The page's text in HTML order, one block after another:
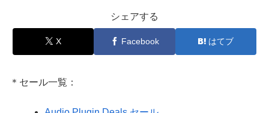
シェアする
X Facebook はてブ
＊セール一覧：